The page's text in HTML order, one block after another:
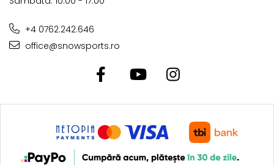
+4 0762.242.646
office@snowsports.ro